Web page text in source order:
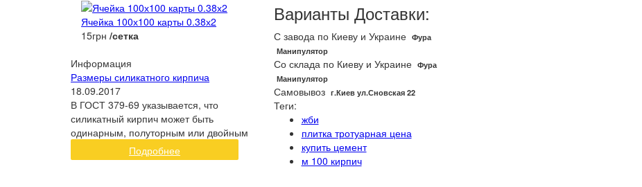
Ячейка 100х100 карты 0.38х2
15грн /сетка
Информация
Размеры силикатного кирпича
18.09.2017
В ГОСТ 379-69 указывается, что
силикатный кирпич может быть
одинарным, полуторным или двойным
Подробнее
Варианты Доставки:
С завода по Киеву и Украине Фура
Манипулятор
Со склада по Киеву и Украине Фура
Манипулятор
Самовывоз г.Киев ул.Сновская 22
Теги:
жби
плитка тротуарная цена
купить цемент
м 100 кирпич